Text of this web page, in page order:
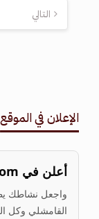
التالي
الإعلان في الموقع
أعلن في Qamishly.com
واجعل نشاطك
القامشلي وكل